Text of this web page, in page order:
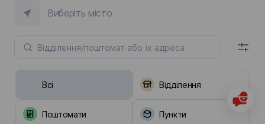
Виберіть місто
Всі Відділення
Поштомати Пункти